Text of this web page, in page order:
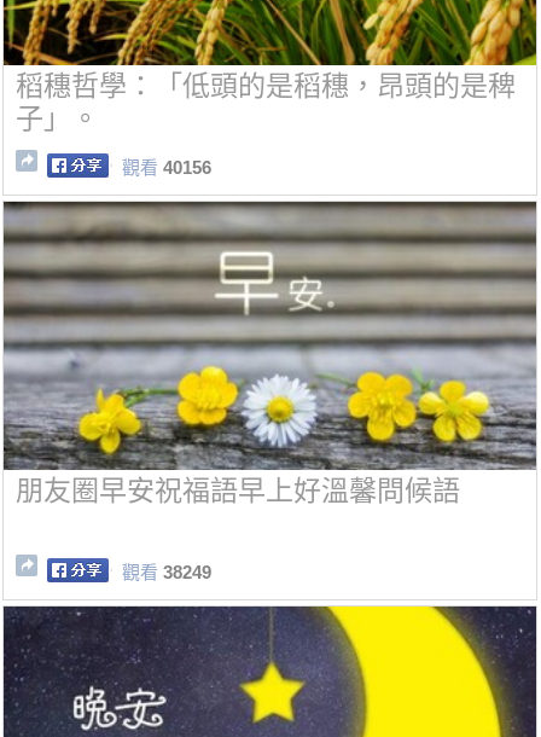
稻穗哲學：「低頭的是稻穗，昂頭的是稗
子」。
觀看 40156
朋友圈早安祝福語早上好溫馨問候語
觀看 38249